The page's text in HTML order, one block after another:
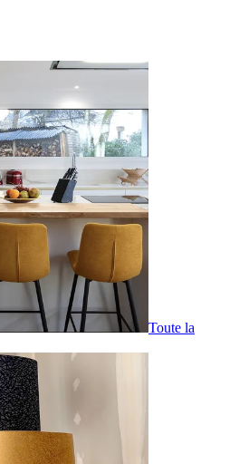
Toute la